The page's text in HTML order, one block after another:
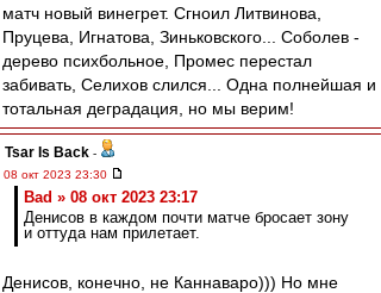
матч новый винегрет. Сгноил Литвинова,
Пруцева, Игнатова, Зиньковского... Соболев -
дерево психбольное, Промес перестал
забивать, Селихов слился... Одна полнейшая и
тотальная деградация, но мы верим!
Tsar Is Back -
08 окт 2023 23:30
Bad » 08 окт 2023 23:17
Денисов в каждом почти матче бросает зону
и оттуда нам прилетает.
Денисов, конечно, не Каннаваро))) Но мне